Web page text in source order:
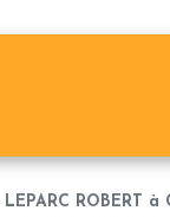
LEPARC ROBERT à